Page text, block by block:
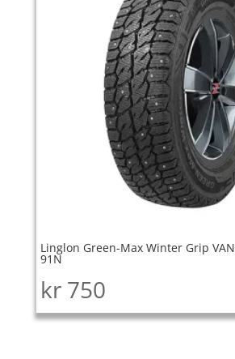
Linglon Green-Max Winter Grip
91N
kr 750